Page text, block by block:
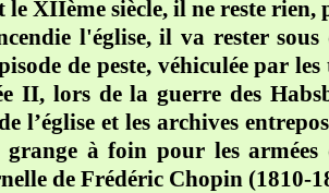
XIIème siècle, il ne reste
l'église, il va rester
de peste, véhiculée par
II, lors de la guerre des
et les archives
à foin pour les
de Frédéric Chopin (1810-